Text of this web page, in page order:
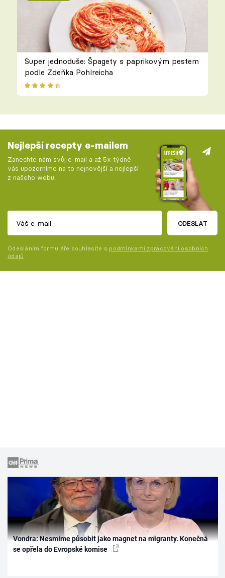
Super jednoduše: Špagety s paprikovým pestem
podle Zdeňka Pohlreicha
Nejlepší recepty e-mailem
Zanechte nám svůj e-mail a až 5x týdně
vás upozorníme na to nejnovější a nejlepší
z našeho webu.
ODESLAT
Odesláním formuláře souhlasíte s podmínkami zpracování osobních
údajů
Vondra: Nesmíme působit jako magnet na migranty. Konečná
se opřela do Evropské komise